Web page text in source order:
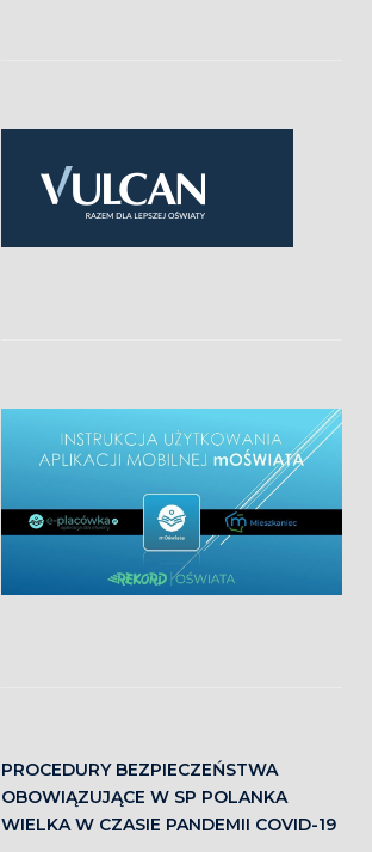
PROCEDURY BEZPIECZEŃSTWA
OBOWIĄZUJĄCE W SP POLANKA
WIELKA W CZASIE PANDEMII COVID-19